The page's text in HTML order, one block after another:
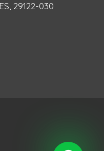
29122-030